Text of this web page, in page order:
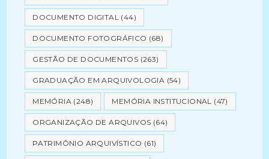
DOCUMENTO DIGITAL (44)
DOCUMENTO FOTOGRÁFICO (68)
GESTÃO DE DOCUMENTOS (263)
GRADUAÇÃO EM ARQUIVOLOGIA (54)
MEMÓRIA (248) MEMÓRIA INSTITUCIONAL (47)
ORGANIZAÇÃO DE ARQUIVOS (64)
PATRIMÔNIO ARQUIVÍSTICO (61)